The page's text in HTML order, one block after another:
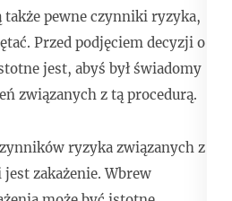
pewne czynniki ryzyka,
Przed podjęciem decyzji o
jest, abyś był świadomy
związanych z tą procedurą.
ryzyka związanych z
zakażenie. Wbrew